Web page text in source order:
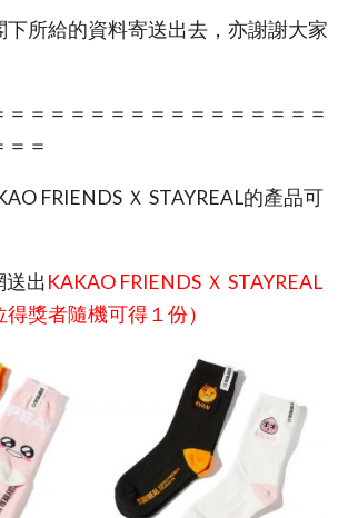
下所給的資料寄送出去，亦謝謝大家
＝＝＝＝＝＝＝＝＝＝＝＝＝＝＝＝
＝＝
FRIENDS Ｘ STAYREAL的產品可
送出KAKAO FRIENDS Ｘ STAYREAL
獎者隨機可得１份）